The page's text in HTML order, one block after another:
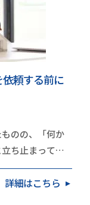
頼する前に
のの、「何か
ち止まってい
谷区のマンシ…
詳細はこちら